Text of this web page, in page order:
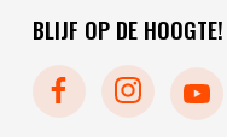
donderdag
vrijdag
zondag
dinsdag
woensdag
BLIJF OP DE HOOGTE!